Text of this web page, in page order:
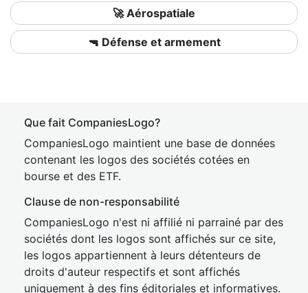
🚀 Aérospatiale
🔫 Défense et armement
Que fait CompaniesLogo?
CompaniesLogo maintient une base de données
contenant les logos des sociétés cotées en
bourse et des ETF.
Clause de non-responsabilité
CompaniesLogo n'est ni affilié ni parrainé par des
sociétés dont les logos sont affichés sur ce site,
les logos appartiennent à leurs détenteurs de
droits d'auteur respectifs et sont affichés
uniquement à des fins éditoriales et informatives.